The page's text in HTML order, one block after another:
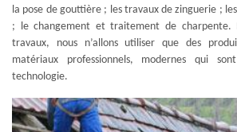
la pose de gouttière ; les travaux de zinguerie ;
; le changement et traitement de charpente.
travaux, nous n’allons utiliser que des
matériaux professionnels, modernes qui
technologie.